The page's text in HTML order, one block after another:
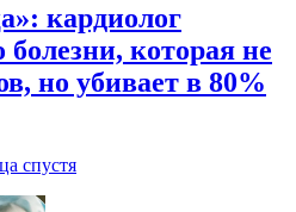
кардиолог
болезни, которая не
но убивает в 80%
спустя